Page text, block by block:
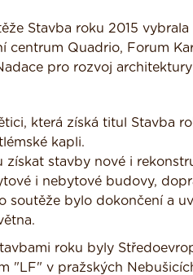
Stavba roku 2015
centrum Quadrio, Forum
pro rozvoj
která získá titul Stavba
kapli.
získat stavby nové i
i nebytové budovy,
soutěže bylo dokončení a
roku byly
"LF" v pražských